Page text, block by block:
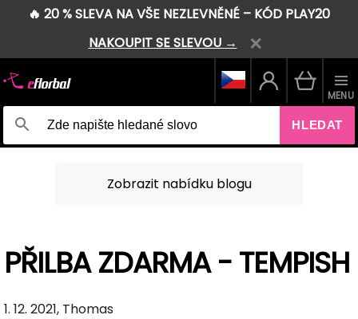
🔥 20 % SLEVA NA VŠE NEZLEVNĚNÉ – KÓD PLAY20
NAKOUPIT SE SLEVOU →
HLEDAT
MENU
Zobrazit nabídku blogu
PŘILBA ZDARMA - TEMPISH
1. 12. 2021, Thomas